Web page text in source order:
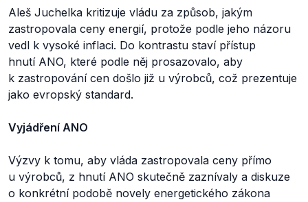
Aleš Juchelka kritizuje vládu za způsob, jakým
zastropovala ceny energií, protože podle jeho názoru
vedl k vysoké inflaci. Do kontrastu staví přístup
hnutí ANO, které podle něj prosazovalo, aby
k zastropování cen došlo již u výrobců, což prezentuje
jako evropský standard.
Vyjádření ANO
Výzvy k tomu, aby vláda zastropovala ceny přímo
u výrobců, z hnutí ANO skutečně zaznívaly a diskuze
o konkrétní podobě novely energetického zákona